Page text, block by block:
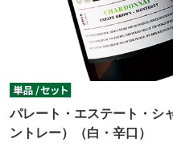
パレート・エステート・シ
ントレー）（白・辛口）